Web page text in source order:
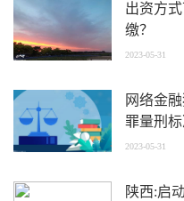
出资方
缴？
2023-05-31
网络金
罪量刑标
2023-05-31
陕西:启